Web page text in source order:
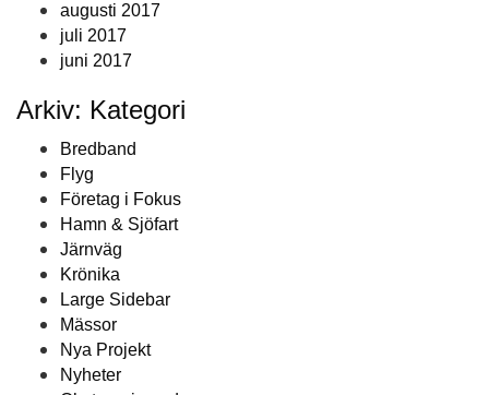
augusti 2017
juli 2017
juni 2017
Arkiv: Kategori
Bredband
Flyg
Företag i Fokus
Hamn & Sjöfart
Järnväg
Krönika
Large Sidebar
Mässor
Nya Projekt
Nyheter